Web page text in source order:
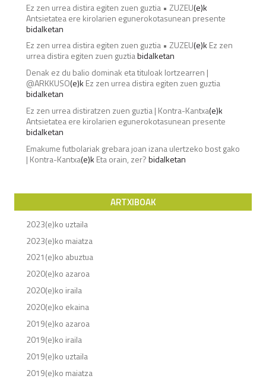
Ez zen urrea distira egiten zuen guztia • ZUZEU(e)k
Antsietatea ere kirolarien egunerokotasunean presente
bidalketan
Ez zen urrea distira egiten zuen guztia • ZUZEU(e)k Ez zen
urrea distira egiten zuen guztiabidalketan
Denak ez du balio dominak eta tituloak lortzearren |
@ARKKUSO(e)k Ez zen urrea distira egiten zuen guztia
bidalketan
Ez zen urrea distiratzen zuen guztia | Kontra-Kantxa(e)k
Antsietatea ere kirolarien egunerokotasunean presente
bidalketan
Emakume futbolariak grebara joan izana ulertzeko bost gako
| Kontra-Kantxa(e)k Eta orain, zer?bidalketan
ARTXIBOAK
2023(e)ko uztaila
2023(e)ko maiatza
2021(e)ko abuztua
2020(e)ko azaroa
2020(e)ko iraila
2020(e)ko ekaina
2019(e)ko azaroa
2019(e)ko iraila
2019(e)ko uztaila
2019(e)ko maiatza